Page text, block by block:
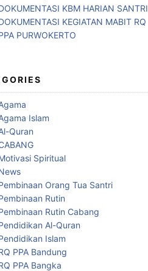
KBM HARIAN SANTRI
KEGIATAN MABIT RQ
PURWOKERTO
Islam
Quran
Spiritual
Orang Tua Santri
Rutin
Rutin Cabang
Al-Quran
Islam
PPA Bandung
PPA Bangka